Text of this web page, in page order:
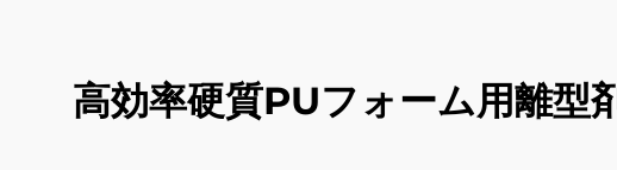
高効率硬質PUフォーム用離型